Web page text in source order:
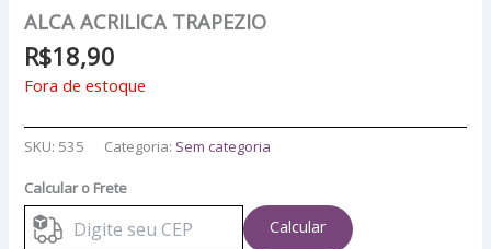
ALCA ACRILICA TRAPEZIO
R$18,90
Fora de estoque
SKU: 535 Categoria: Sem categoria
Calcular o Frete
Calcular